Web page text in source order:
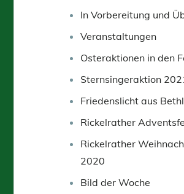
In Vorbereitung und
Veranstaltungen
Osteraktionen in den
Sternsingeraktion
Friedenslicht aus
Rickelrather
Rickelrather
2020
Bild der Woche